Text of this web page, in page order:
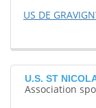
US DE
U.S. ST
Association